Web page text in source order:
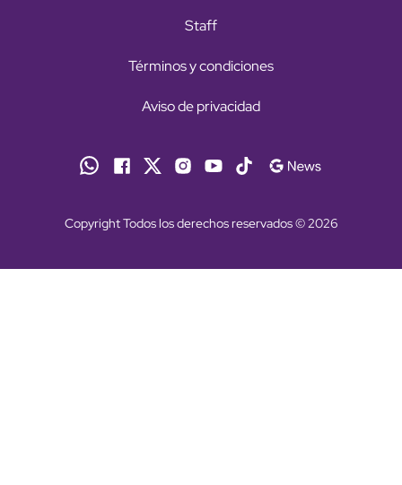
Staff
Términos y condiciones
Aviso de privacidad
Copyright Todos los derechos reservados © 2026